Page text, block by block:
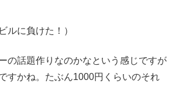
ルに負けた！）
の話題作りなのかなという感じですが
すかね。たぶん1000円くらいのそれ